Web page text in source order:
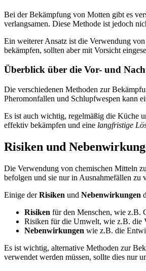
Bei der Bekämpfung von Motten gibt es
verlangsamen. Diese Methode ist jedoch
Ein weiterer Ansatz ist die Verwendung
bekämpfen, sollten aber mit Vorsicht
Überblick über die Vor- und
Die verschiedenen Methoden zur
Pheromonfallen und Schlupfwespen kann
Es ist auch wichtig, regelmäßig die Küche
effektiv bekämpfen und eine langfristige
Risiken und
Die Verwendung von chemischen Mitteln
befolgen und sie nur in Ausnahmefällen zu
Einige derRisiken und Nebenwirkungen
Risiken für den Menschen, wie z.B.
Risiken für die Umwelt, wie z.B. die
Nebenwirkungen wie z.B. die
Es ist wichtig, alternative Methoden zur
verwendet werden müssen, sollte dies nur